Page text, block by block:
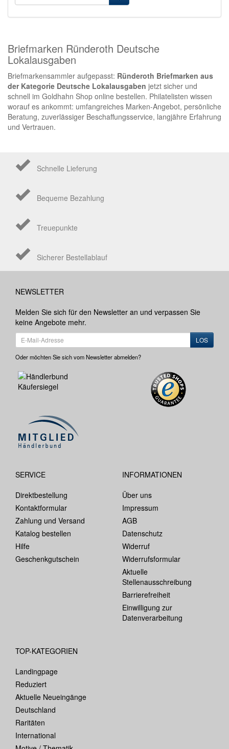
Briefmarken Ründeroth Deutsche
Lokalausgaben
Briefmarkensammler aufgepasst: Ründeroth Briefmarken aus
der Kategorie Deutsche Lokalausgaben jetzt sicher und
schnell im Goldhahn Shop online bestellen. Philatelisten wissen
worauf es ankommt: umfangreiches Marken-Angebot, persönliche
Beratung, zuverlässiger Beschaffungsservice, langjähre Erfahrung
und Vertrauen.
Schnelle Lieferung
Bequeme Bezahlung
Treuepunkte
Sicherer Bestellablauf
NEWSLETTER
Melden Sie sich für den Newsletter an und verpassen Sie
keine Angebote mehr.
LOS
Oder möchten Sie sich vom Newsletter abmelden?
SERVICE
Direktbestellung
Kontaktformular
Zahlung und Versand
Katalog bestellen
Hilfe
Geschenkgutschein
INFORMATIONEN
Über uns
Impressum
AGB
Datenschutz
Widerruf
Widerrufsformular
Aktuelle
Stellenausschreibung
Barrierefreiheit
Einwilligung zur
Datenverarbeitung
TOP-KATEGORIEN
Landingpage
Reduziert
Aktuelle Neueingänge
Deutschland
Raritäten
International